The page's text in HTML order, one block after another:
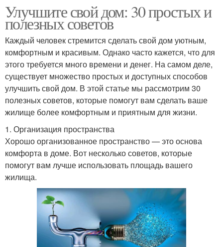
Улучшите свой дом: 30 простых и
полезных советов
Каждый человек стремится сделать свой дом уютным,
комфортным и красивым. Однако часто кажется, что для
этого требуется много времени и денег. На самом деле,
существует множество простых и доступных способов
улучшить свой дом. В этой статье мы рассмотрим 30
полезных советов, которые помогут вам сделать ваше
жилище более комфортным и приятным для жизни.
1. Организация пространства
Хорошо организованное пространство — это основа
комфорта в доме. Вот несколько советов, которые
помогут вам лучше использовать площадь вашего
жилища.